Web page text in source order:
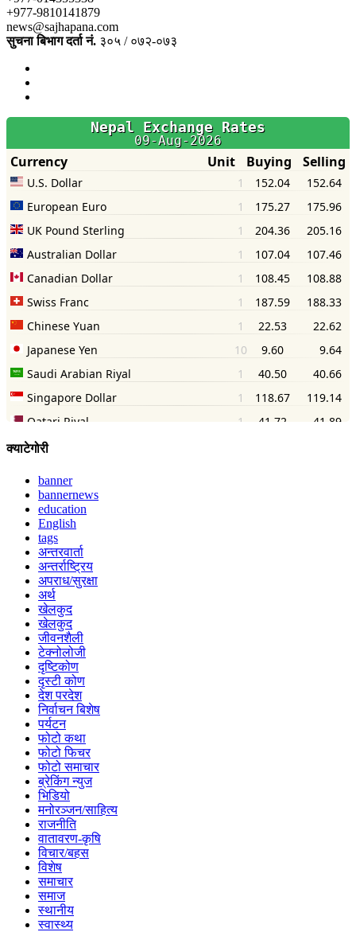
+977-9810141879
news@sajhapana.com
सुचना बिभाग दर्ता नं. ३०५ / ०७२-०७३
क्याटेगोरी
banner
bannernews
education
English
tags
अन्तरवार्ता
अन्तर्राष्ट्रिय
अपराध/सुरक्षा
अर्थ
खेलकुद
खेलकुद
जीवनशैली
टेक्नोलोजी
दृष्टिकोण
दृस्टी कोण
देश परदेश
निर्वाचन बिशेष
पर्यटन
फोटो कथा
फोटो फिचर
फोटो समाचार
ब्रेकिंग न्युज
भिडियो
मनोरञ्जन/साहित्य
राजनीति
वातावरण-कृषि
विचार/बहस
विशेष
समाचार
समाज
स्थानीय
स्वास्थ्य